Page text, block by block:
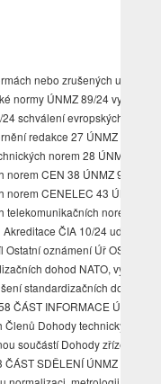
nebo zrušených určeních
normy ÚNMZ 89/24 vydání
schválení evropských norem
redakce 27 ÚNMZ 91/24
norem 28 ÚNMZ 92/24
CEN 38 ÚNMZ 93/24
CENELEC 43 ÚNMZ
norem 46
ČIA 10/24 udělení,
oznámení Úř OSK SOJ
dohod NATO, vydání
standardizačních dohod
ČÁST INFORMACE ÚNMZ
Dohody technických
součástí Dohody zřízení
SDĚLENÍ ÚNMZ